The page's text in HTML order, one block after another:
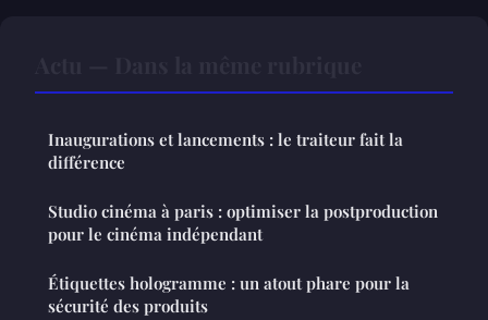
Inaugurations et lancements : le traiteur fait la
différence
Studio cinéma à paris : optimiser la postproduction
pour le cinéma indépendant
Étiquettes hologramme : un atout phare pour la
sécurité des produits